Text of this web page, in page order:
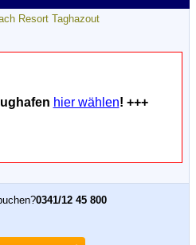
hier wählen! +++
0341/12 45 800